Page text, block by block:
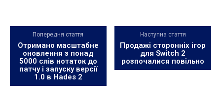
Попередня стаття
Отримано масштабне
оновлення з понад
5000 слів нотаток до
патчу і запуску версії
1.0 в Hades 2
Наступна стаття
Продажі сторонніх ігор
для Switch 2
розпочалися повільно